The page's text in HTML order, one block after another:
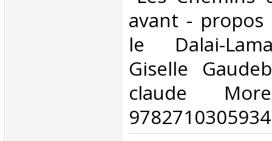
avant -
le Dalai-
Giselle
claude
9782710305934‎